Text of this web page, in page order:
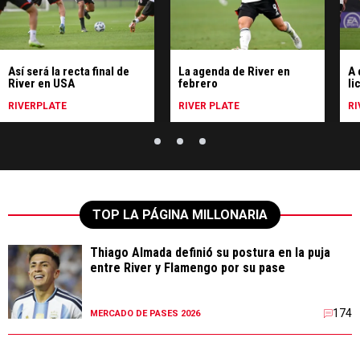
Así será la recta final de
River en USA
RIVERPLATE
La agenda de River en
febrero
RIVER PLATE
A
TOP LA PÁGINA MILLONARIA
Thiago Almada definió su postura en la puja
entre River y Flamengo por su pase
MERCADO DE PASES 2026 174